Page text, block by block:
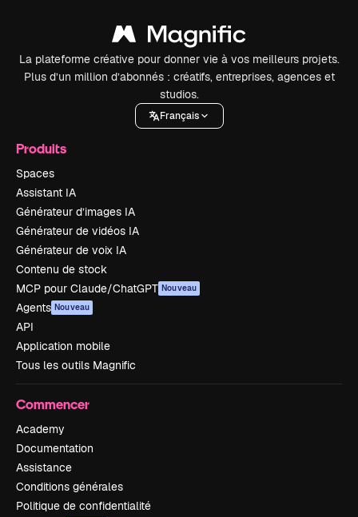
La plateforme créative pour donner vie à vos meilleurs projets.
Plus d’un million d’abonnés : créatifs, entreprises, agences et
studios.
Français
Produits
Spaces
Assistant IA
Générateur d’images IA
Générateur de vidéos IA
Générateur de voix IA
Contenu de stock
MCP pour Claude/ChatGPT Nouveau
Agents Nouveau
API
Application mobile
Tous les outils Magnific
Commencer
Academy
Documentation
Assistance
Conditions générales
Politique de confidentialité